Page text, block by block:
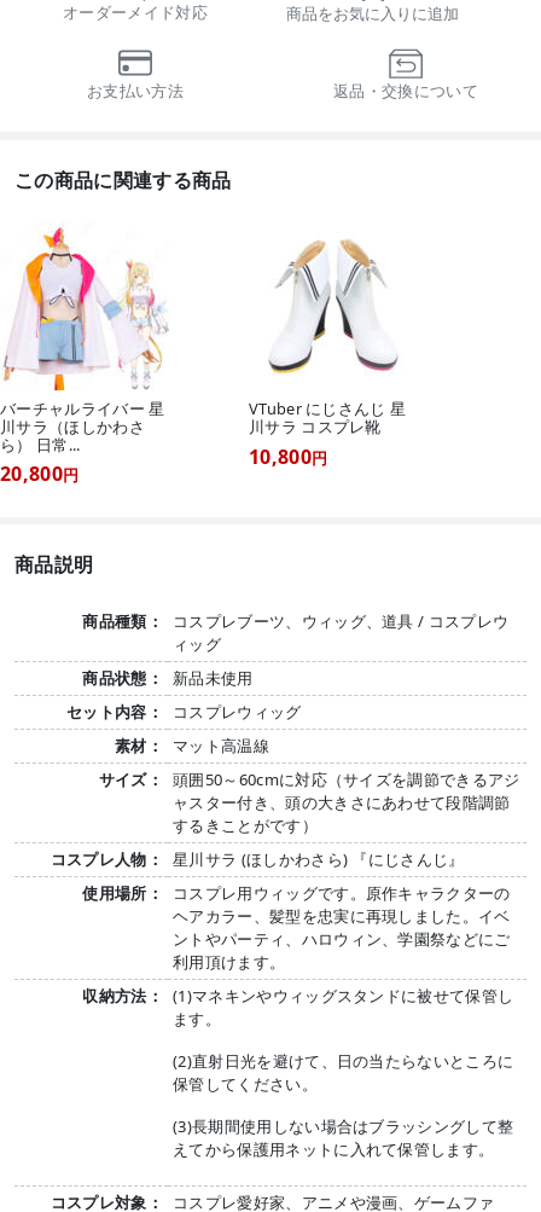
オーダーメイド対応 商品をお気に入りに追加
お支払い方法 返品・交換について
この商品に関連する商品
バーチャルライバー 星
川サラ（ほしかわさ
ら） 日常...
20,800円
VTuber にじさんじ 星
川サラ コスプレ靴
10,800円
商品説明
商品種類：
コスプレブーツ、ウィッグ、道具 / コスプレウ
ィッグ
商品状態：
新品未使用
セット内容：
コスプレウィッグ
素材：
マット高温線
サイズ：
頭囲50～60cmに対応（サイズを調節できるアジ
ャスター付き、頭の大きさにあわせて段階調節
するきことがです）
コスプレ人物：
星川サラ (ほしかわさら) 『にじさんじ』
使用場所：
コスプレ用ウィッグです。原作キャラクターの
ヘアカラー、髪型を忠実に再現しました。イベ
ントやパーティ、ハロウィン、学園祭などにご
利用頂けます。
収納方法：
(1)マネキンやウィッグスタンドに被せて保管し
ます。
(2)直射日光を避けて、日の当たらないところに
保管してください。
(3)長期間使用しない場合はブラッシングして整
えてから保護用ネットに入れて保管します。
コスプレ対象： コスプレ愛好家、アニメや漫画、ゲームファ